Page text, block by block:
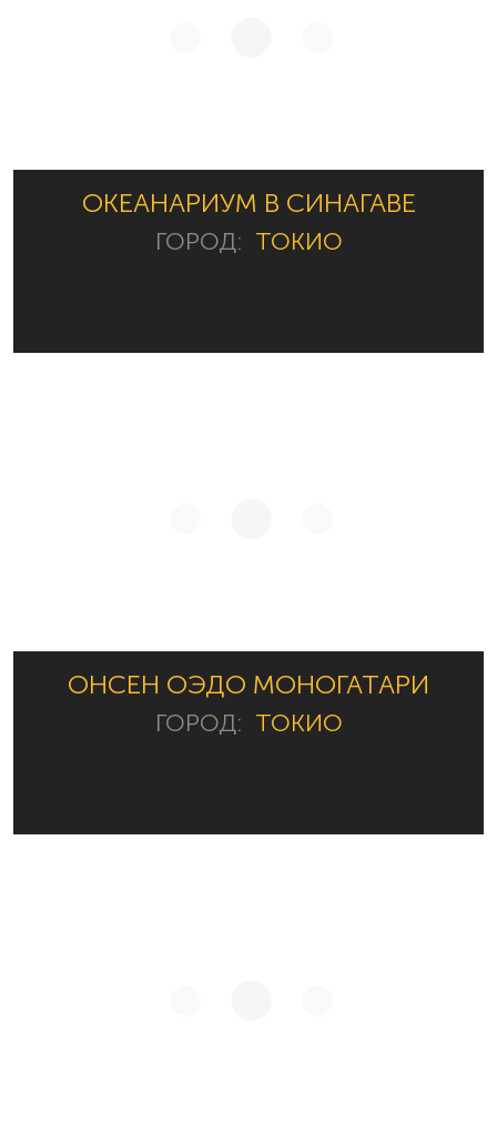
ОКЕАНАРИУМ В СИНАГАВЕ
ГОРОД: ТОКИО
ОНСЕН ОЭДО МОНОГАТАРИ
ГОРОД: ТОКИО